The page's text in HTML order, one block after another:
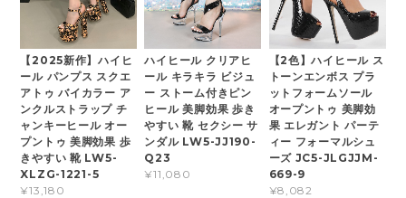
【2025新作】ハイヒ
ール パンプス スクエ
アトゥ バイカラー ア
ンクルストラップ チ
ャンキーヒール オー
プントゥ 美脚効果 歩
きやすい 靴 LW5-
XLZG-1221-5
¥13,180
ハイヒール クリアヒ
ール キラキラ ビジュ
ー ストーム付きピン
ヒール 美脚効果 歩き
やすい 靴 セクシー サ
ンダル LW5-JJ190-
Q23
¥11,080
【2色】ハイヒール ス
トーンエンボス プラ
ットフォームソール
オープントゥ 美脚効
果 エレガント パーテ
ィー フォーマルシュ
ーズ JC5-JLGJJM-
669-9
¥8,082